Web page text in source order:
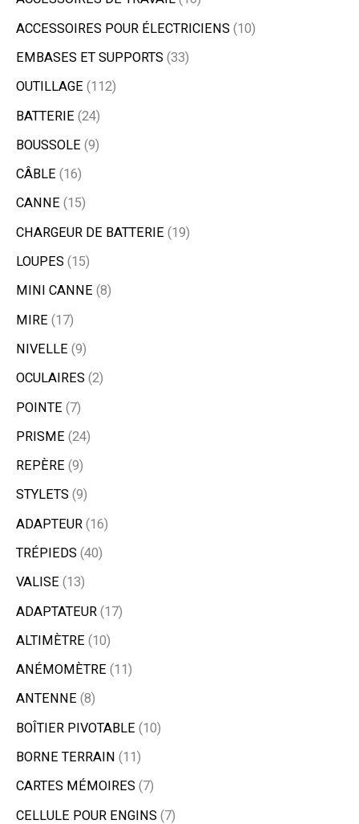
ACCESSOIRES POUR ÉLECTRICIENS 10
EMBASES ET SUPPORTS 33
OUTILLAGE 112
BATTERIE 24
BOUSSOLE 9
CÂBLE 16
CANNE 15
CHARGEUR DE BATTERIE 19
LOUPES 15
MINI CANNE 8
MIRE 17
NIVELLE 9
OCULAIRES 2
POINTE 7
PRISME 24
REPÈRE 9
STYLETS 9
ADAPTEUR 16
TRÉPIEDS 40
VALISE 13
ADAPTATEUR 17
ALTIMÈTRE 10
ANÉMOMÈTRE 11
ANTENNE 8
BOÎTIER PIVOTABLE 10
BORNE TERRAIN 11
CARTES MÉMOIRES 7
CELLULE POUR ENGINS 7